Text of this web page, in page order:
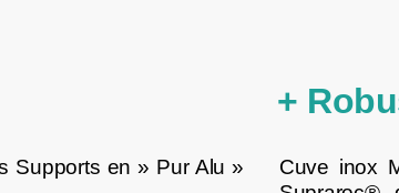
Supports en » Pur Alu »
+
Cuve inox